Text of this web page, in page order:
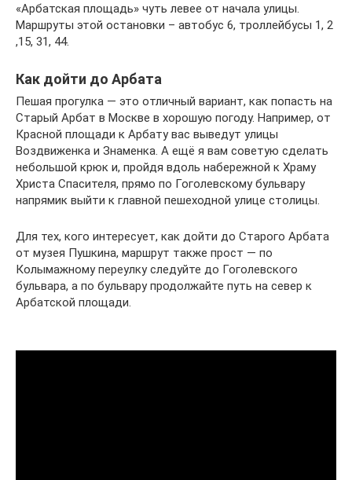
«Арбатская площадь» чуть левее от начала улицы.
Маршруты этой остановки – автобус 6, троллейбусы 1, 2
,15, 31, 44.
Как дойти до Арбата
Пешая прогулка — это отличный вариант, как попасть на
Старый Арбат в Москве в хорошую погоду. Например, от
Красной площади к Арбату вас выведут улицы
Воздвиженка и Знаменка. А ещё я вам советую сделать
небольшой крюк и, пройдя вдоль набережной к Храму
Христа Спасителя, прямо по Гоголевскому бульвару
напрямик выйти к главной пешеходной улице столицы.
Для тех, кого интересует, как дойти до Старого Арбата
от музея Пушкина, маршрут также прост — по
Колымажному переулку следуйте до Гоголевского
бульвара, а по бульвару продолжайте путь на север к
Арбатской площади.